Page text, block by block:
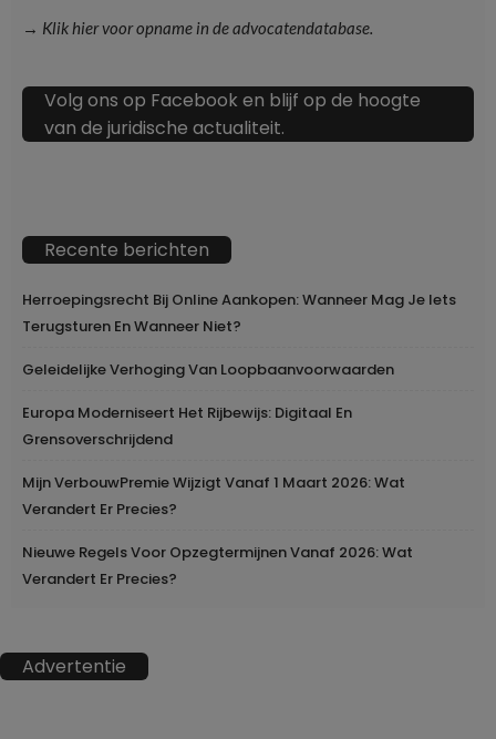
→ Klik hier voor opname in de advocatendatabase.
Volg ons op Facebook en blijf op de hoogte
van de juridische actualiteit.
Recente berichten
Herroepingsrecht Bij Online Aankopen: Wanneer Mag Je Iets
Terugsturen En Wanneer Niet?
Geleidelijke Verhoging Van Loopbaanvoorwaarden
Europa Moderniseert Het Rijbewijs: Digitaal En
Grensoverschrijdend
Mijn VerbouwPremie Wijzigt Vanaf 1 Maart 2026: Wat
Verandert Er Precies?
Nieuwe Regels Voor Opzegtermijnen Vanaf 2026: Wat
Verandert Er Precies?
Advertentie